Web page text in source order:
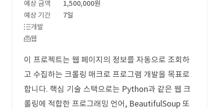
예상 금액
1,500,000원
예상 기간
7일
개발
웹
이 프로젝트는 웹 페이지의 정보를 자동으로 조회하
고 수집하는 크롤링 매크로 프로그램 개발을 목표로
합니다. 핵심 기술 스택으로는 Python과 같은 웹 크
롤링에 적합한 프로그래밍 언어, BeautifulSoup 또